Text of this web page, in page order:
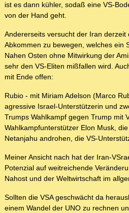
ist es dann kühler, sodaß eine VS-
von der Hand geht.
Andererseits versucht der Iran derzeit
Abkommen zu bewegen, welches ein
Nahen Osten ohne Mitwirkung der
sehr den VS-Eliten mißfallen wird.
mit Ende offen:
Rubio - mit Miriam Adelson (Marco
agressive Israel-Unterstützerin und
Trumps Wahlkampf gegen Trump mit
Wahlkampfunterstützer Elon Musk,
Netanjahu androhen, die VS-
Meiner Ansicht nach hat der Iran-
Potenzial auf weitreichende
Nahost und der Weltwirtschaft im
Sollten die VSA geschwächt da
einem Wandel der UNO zu rechnen